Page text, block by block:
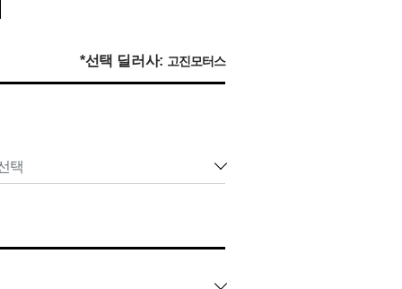
*선택 딜러사: 고진모터스